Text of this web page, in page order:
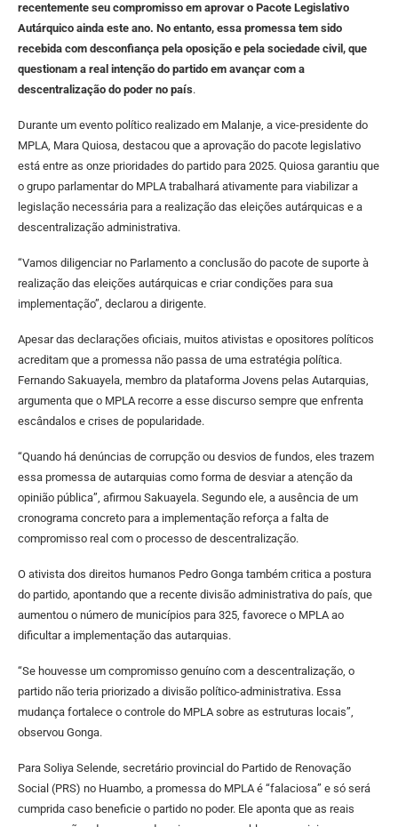
recentemente seu compromisso em aprovar o Pacote Legislativo
Autárquico ainda este ano. No entanto, essa promessa tem sido
recebida com desconfiança pela oposição e pela sociedade civil, que
questionam a real intenção do partido em avançar com a
descentralização do poder no país.
Durante um evento político realizado em Malanje, a vice-presidente do
MPLA, Mara Quiosa, destacou que a aprovação do pacote legislativo
está entre as onze prioridades do partido para 2025. Quiosa garantiu que
o grupo parlamentar do MPLA trabalhará ativamente para viabilizar a
legislação necessária para a realização das eleições autárquicas e a
descentralização administrativa.
“Vamos diligenciar no Parlamento a conclusão do pacote de suporte à
realização das eleições autárquicas e criar condições para sua
implementação”, declarou a dirigente.
Apesar das declarações oficiais, muitos ativistas e opositores políticos
acreditam que a promessa não passa de uma estratégia política.
Fernando Sakuayela, membro da plataforma Jovens pelas Autarquias,
argumenta que o MPLA recorre a esse discurso sempre que enfrenta
escândalos e crises de popularidade.
“Quando há denúncias de corrupção ou desvios de fundos, eles trazem
essa promessa de autarquias como forma de desviar a atenção da
opinião pública”, afirmou Sakuayela. Segundo ele, a ausência de um
cronograma concreto para a implementação reforça a falta de
compromisso real com o processo de descentralização.
O ativista dos direitos humanos Pedro Gonga também critica a postura
do partido, apontando que a recente divisão administrativa do país, que
aumentou o número de municípios para 325, favorece o MPLA ao
dificultar a implementação das autarquias.
“Se houvesse um compromisso genuíno com a descentralização, o
partido não teria priorizado a divisão político-administrativa. Essa
mudança fortalece o controle do MPLA sobre as estruturas locais”,
observou Gonga.
Para Soliya Selende, secretário provincial do Partido de Renovação
Social (PRS) no Huambo, a promessa do MPLA é “falaciosa” e só será
cumprida caso beneficie o partido no poder. Ele aponta que as reais